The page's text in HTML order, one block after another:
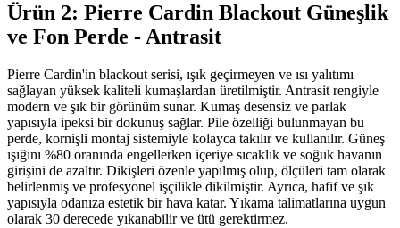
Ürün 2: Pierre Cardin Blackout Güneşlik
ve Fon Perde - Antrasit
Pierre Cardin'in blackout serisi, ışık geçirmeyen ve ısı yalıtımı
sağlayan yüksek kaliteli kumaşlardan üretilmiştir. Antrasit rengiyle
modern ve şık bir görünüm sunar. Kumaş desensiz ve parlak
yapısıyla ipeksi bir dokunuş sağlar. Pile özelliği bulunmayan bu
perde, kornişli montaj sistemiyle kolayca takılır ve kullanılır. Güneş
ışığını %80 oranında engellerken içeriye sıcaklık ve soğuk havanın
girişini de azaltır. Dikişleri özenle yapılmış olup, ölçüleri tam olarak
belirlenmiş ve profesyonel işçilikle dikilmiştir. Ayrıca, hafif ve şık
yapısıyla odanıza estetik bir hava katar. Yıkama talimatlarına uygun
olarak 30 derecede yıkanabilir ve ütü gerektirmez.